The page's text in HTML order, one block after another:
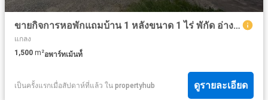
ขายกิจการหอพักแถมบ้าน 1 หลังขนาด 1 ไร่ พักัด อ่างอุดม แหลมฉบัง ศรีราชา
แกลง
1,500 m²อพาร์ทเม้นท์์
เป็นครั้งแรกเมื่อสัปดาห์ที่แล้ว ใน propertyhub ดูรายละเอียด